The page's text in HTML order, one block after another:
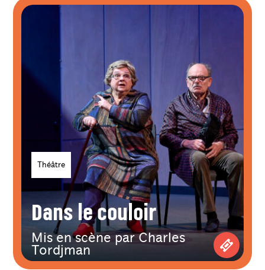
Dans le couloir
Théâtre
Mis en scène par Charles
Tordjman